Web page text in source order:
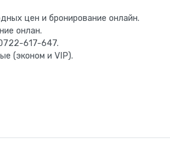
цен и бронирование онлайн.
онлан.
617-647.
(эконом и VIP).